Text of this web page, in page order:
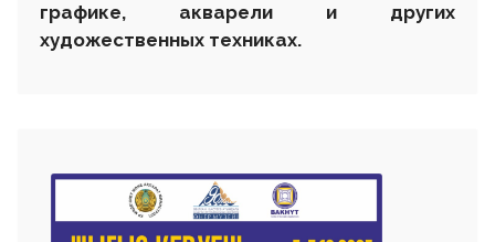
графике, акварели и других
художественных техниках.